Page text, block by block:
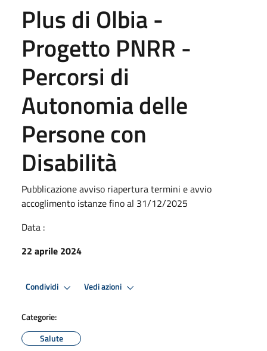
Plus di Olbia -
Progetto PNRR -
Percorsi di
Autonomia delle
Persone con
Disabilità
Pubblicazione avviso riapertura termini e avvio
accoglimento istanze fino al 31/12/2025
Data :
22 aprile 2024
Condividi Vedi azioni
Categorie:
Salute